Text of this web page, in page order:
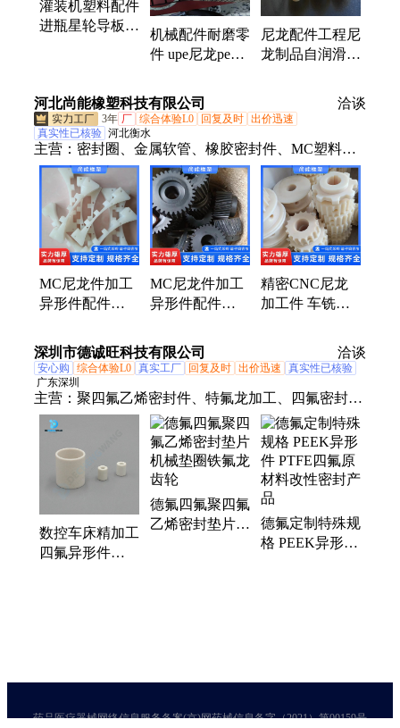
灌装机塑料配件
进瓶星轮导板异
机械配件耐磨零
件 upe尼龙pe异
滑注塑塑料 制
品定制
尼龙配件工程尼
龙制品自润滑精
CNC加工塑料
尼龙异形件
河北尚能橡塑科技有限公司 洽谈
3年 厂 综合体验L0 回复及时 出价迅速
真实性已核验 河北衡水
主营： 密封圈、金属软管、橡胶密封件、MC塑料尼
龙件、金属波纹管、防尘密封硅胶圈
MC尼龙件加工
异形件配件
件 耐磨耐酸碱
MC尼龙件加工
异形件配件
件 耐磨耐酸碱
精密CNC尼龙
加工件 车铣异
度不变形工业配
件
深圳市德诚旺科技有限公司 洽谈
安心购 综合体验L0 真实工厂 回复及时 出价迅速
真实性已核验
广东深圳
主营： 聚四氟乙烯密封件、特氟龙加工、四氟密封
件、PTFE异形件加工、工程塑料加工、聚四氟乙烯
加工、微波消解罐、四氟波纹管、四氟泛塞圈、聚四
氟乙烯、特氟龙异型件加工、PTFE密封件、PTFE零
件加工、四氟产品定制加工、聚四氟乙烯加工工艺
数控车床精加工
四氟异形件
德氟四氟聚四氟
乙烯密封垫片机
德氟定制特殊规
格 PEEK异形件
药品医疗器械网络信息服务备案(京)网药械信息备字（2021）第00159号